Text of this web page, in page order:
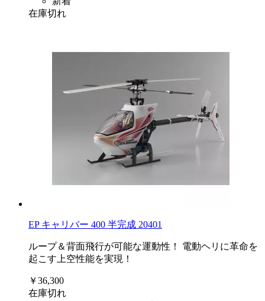
在庫切れ
EP キャリバー 400 半完成 20401
ループ＆背面飛行が可能な運動性！ 電動ヘリに革命を
起こす上空性能を実現！
￥36,300
在庫切れ